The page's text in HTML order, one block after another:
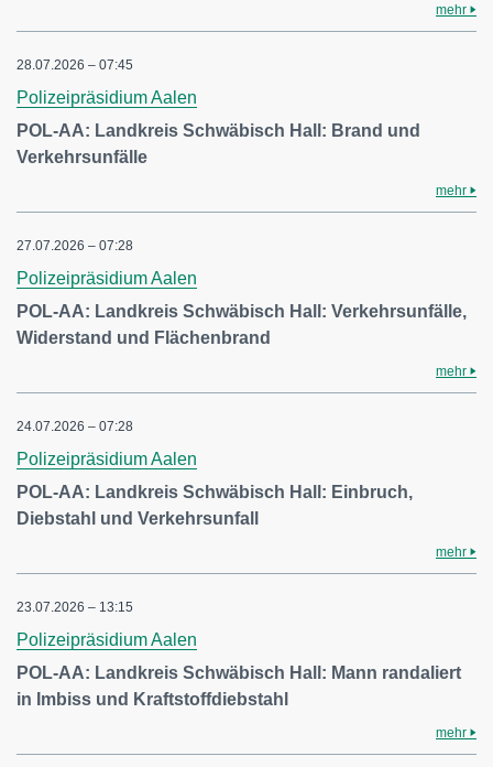
mehr
28.07.2026 – 07:45
Polizeipräsidium Aalen
POL-AA: Landkreis Schwäbisch Hall: Brand und
Verkehrsunfälle
mehr
27.07.2026 – 07:28
Polizeipräsidium Aalen
POL-AA: Landkreis Schwäbisch Hall: Verkehrsunfälle,
Widerstand und Flächenbrand
mehr
24.07.2026 – 07:28
Polizeipräsidium Aalen
POL-AA: Landkreis Schwäbisch Hall: Einbruch,
Diebstahl und Verkehrsunfall
mehr
23.07.2026 – 13:15
Polizeipräsidium Aalen
POL-AA: Landkreis Schwäbisch Hall: Mann randaliert
in Imbiss und Kraftstoffdiebstahl
mehr